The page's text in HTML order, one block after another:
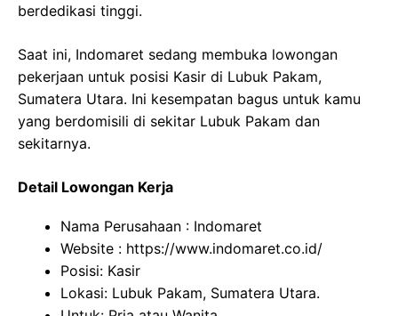
berdedikasi tinggi.
Saat ini, Indomaret sedang membuka lowongan
pekerjaan untuk posisi Kasir di Lubuk Pakam,
Sumatera Utara. Ini kesempatan bagus untuk kamu
yang berdomisili di sekitar Lubuk Pakam dan
sekitarnya.
Detail Lowongan Kerja
Nama Perusahaan : Indomaret
Website : https://www.indomaret.co.id/
Posisi: Kasir
Lokasi: Lubuk Pakam, Sumatera Utara.